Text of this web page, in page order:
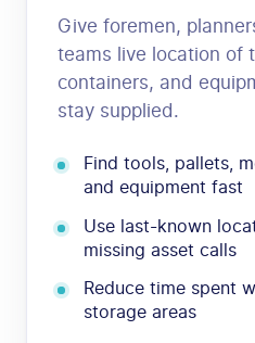
Give foremen,
teams live location of
containers, and
stay supplied.
Find tools, pallets,
and equipment fast
Use last-known
missing asset calls
Reduce time spent
storage areas